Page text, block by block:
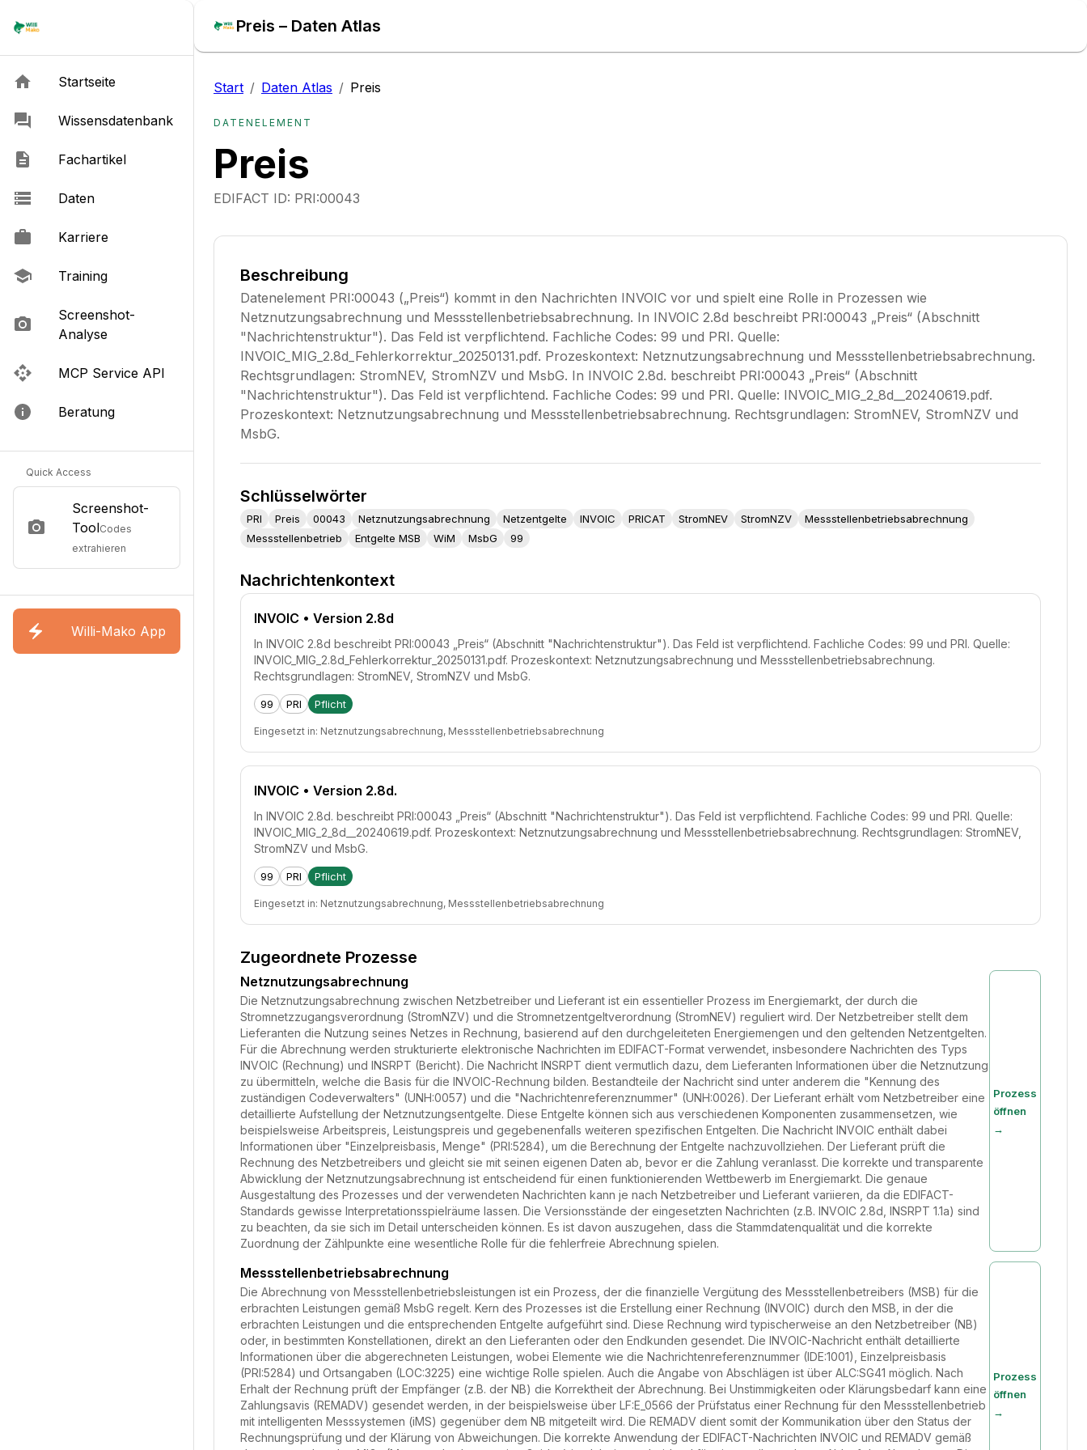
Preis – Daten Atlas
Startseite
Wissensdatenbank
Fachartikel
Daten
Karriere
Training
Screenshot-
Analyse
MCP Service API
Beratung
Quick Access
Screenshot-
ToolCodes
extrahieren
Willi-Mako App
Start / Daten Atlas / Preis
DATENELEMENT
Preis
EDIFACT ID: PRI:00043
Beschreibung
Datenelement PRI:00043 („Preis“) kommt in den Nachrichten INVOIC vor und spielt eine Rolle in Prozessen wie
Netznutzungsabrechnung und Messstellenbetriebsabrechnung. In INVOIC 2.8d beschreibt PRI:00043 „Preis“ (Abschnitt
"Nachrichtenstruktur"). Das Feld ist verpflichtend. Fachliche Codes: 99 und PRI. Quelle:
INVOIC_MIG_2.8d_Fehlerkorrektur_20250131.pdf. Prozeskontext: Netznutzungsabrechnung und Messstellenbetriebsabrechnung.
Rechtsgrundlagen: StromNEV, StromNZV und MsbG. In INVOIC 2.8d. beschreibt PRI:00043 „Preis“ (Abschnitt
"Nachrichtenstruktur"). Das Feld ist verpflichtend. Fachliche Codes: 99 und PRI. Quelle: INVOIC_MIG_2_8d__20240619.pdf.
Prozeskontext: Netznutzungsabrechnung und Messstellenbetriebsabrechnung. Rechtsgrundlagen: StromNEV, StromNZV und
MsbG.
Schlüsselwörter
PRI Preis 00043 Netznutzungsabrechnung Netzentgelte INVOIC PRICAT StromNEV StromNZV
Messstellenbetriebsabrechnung
Messstellenbetrieb
Entgelte MSB WiM MsbG 99
Nachrichtenkontext
INVOIC • Version 2.8d
In INVOIC 2.8d beschreibt PRI:00043 „Preis“ (Abschnitt "Nachrichtenstruktur"). Das Feld ist verpflichtend. Fachliche Codes: 99 und PRI. Quelle:
INVOIC_MIG_2.8d_Fehlerkorrektur_20250131.pdf. Prozeskontext: Netznutzungsabrechnung und Messstellenbetriebsabrechnung.
Rechtsgrundlagen: StromNEV, StromNZV und MsbG.
99 PRI Pflicht
Eingesetzt in: Netznutzungsabrechnung, Messstellenbetriebsabrechnung
INVOIC • Version 2.8d.
In INVOIC 2.8d. beschreibt PRI:00043 „Preis“ (Abschnitt "Nachrichtenstruktur"). Das Feld ist verpflichtend. Fachliche Codes: 99 und PRI. Quelle:
INVOIC_MIG_2_8d__20240619.pdf. Prozeskontext: Netznutzungsabrechnung und Messstellenbetriebsabrechnung. Rechtsgrundlagen: StromNEV,
StromNZV und MsbG.
99 PRI Pflicht
Eingesetzt in: Netznutzungsabrechnung, Messstellenbetriebsabrechnung
Zugeordnete Prozesse
Netznutzungsabrechnung
Die Netznutzungsabrechnung zwischen Netzbetreiber und Lieferant ist ein essentieller Prozess im Energiemarkt, der durch die
Stromnetzzugangsverordnung (StromNZV) und die Stromnetzentgeltverordnung (StromNEV) reguliert wird. Der Netzbetreiber stellt dem
Lieferanten die Nutzung seines Netzes in Rechnung, basierend auf den durchgeleiteten Energiemengen und den geltenden Netzentgelten.
Für die Abrechnung werden strukturierte elektronische Nachrichten im EDIFACT-Format verwendet, insbesondere Nachrichten des Typs
INVOIC (Rechnung) und INSRPT (Bericht). Die Nachricht INSRPT dient vermutlich dazu, dem Lieferanten Informationen über die Netznutzung
zu übermitteln, welche die Basis für die INVOIC-Rechnung bilden. Bestandteile der Nachricht sind unter anderem die "Kennung des
zuständigen Codeverwalters" (UNH:0057) und die "Nachrichtenreferenznummer" (UNH:0026). Der Lieferant erhält vom Netzbetreiber eine
detaillierte Aufstellung der Netznutzungsentgelte. Diese Entgelte können sich aus verschiedenen Komponenten zusammensetzen, wie
beispielsweise Arbeitspreis, Leistungspreis und gegebenenfalls weiteren spezifischen Entgelten. Die Nachricht INVOIC enthält dabei
Informationen über "Einzelpreisbasis, Menge" (PRI:5284), um die Berechnung der Entgelte nachzuvollziehen. Der Lieferant prüft die
Rechnung des Netzbetreibers und gleicht sie mit seinen eigenen Daten ab, bevor er die Zahlung veranlasst. Die korrekte und transparente
Abwicklung der Netznutzungsabrechnung ist entscheidend für einen funktionierenden Wettbewerb im Energiemarkt. Die genaue
Ausgestaltung des Prozesses und der verwendeten Nachrichten kann je nach Netzbetreiber und Lieferant variieren, da die EDIFACT-
Standards gewisse Interpretationsspielräume lassen. Die Versionsstände der eingesetzten Nachrichten (z.B. INVOIC 2.8d, INSRPT 1.1a) sind
zu beachten, da sie sich im Detail unterscheiden können. Es ist davon auszugehen, dass die Stammdatenqualität und die korrekte
Zuordnung der Zählpunkte eine wesentliche Rolle für die fehlerfreie Abrechnung spielen.
Prozess
öffnen
→
Messstellenbetriebsabrechnung
Die Abrechnung von Messstellenbetriebsleistungen ist ein Prozess, der die finanzielle Vergütung des Messstellenbetreibers (MSB) für die
erbrachten Leistungen gemäß MsbG regelt. Kern des Prozesses ist die Erstellung einer Rechnung (INVOIC) durch den MSB, in der die
erbrachten Leistungen und die entsprechenden Entgelte aufgeführt sind. Diese Rechnung wird typischerweise an den Netzbetreiber (NB)
oder, in bestimmten Konstellationen, direkt an den Lieferanten oder den Endkunden gesendet. Die INVOIC-Nachricht enthält detaillierte
Informationen über die abgerechneten Leistungen, wobei Elemente wie die Nachrichtenreferenznummer (IDE:1001), Einzelpreisbasis
(PRI:5284) und Ortsangaben (LOC:3225) eine wichtige Rolle spielen. Auch die Angabe von Abschlägen ist über ALC:SG41 möglich. Nach
Erhalt der Rechnung prüft der Empfänger (z.B. der NB) die Korrektheit der Abrechnung. Bei Unstimmigkeiten oder Klärungsbedarf kann eine
Zahlungsavis (REMADV) gesendet werden, in der beispielsweise über LF:E_0566 der Prüfstatus einer Rechnung für den Messstellenbetrieb
mit intelligenten Messsystemen (iMS) gegenüber dem NB mitgeteilt wird. Die REMADV dient somit der Kommunikation über den Status der
Rechnungsprüfung und der Klärung von Abweichungen. Die korrekte Anwendung der EDIFACT-Nachrichten INVOIC und REMADV gemäß
Prozess
öffnen
→